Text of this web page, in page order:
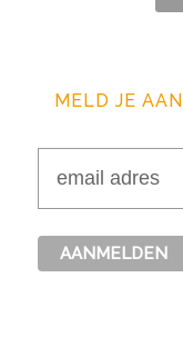
MELD JE